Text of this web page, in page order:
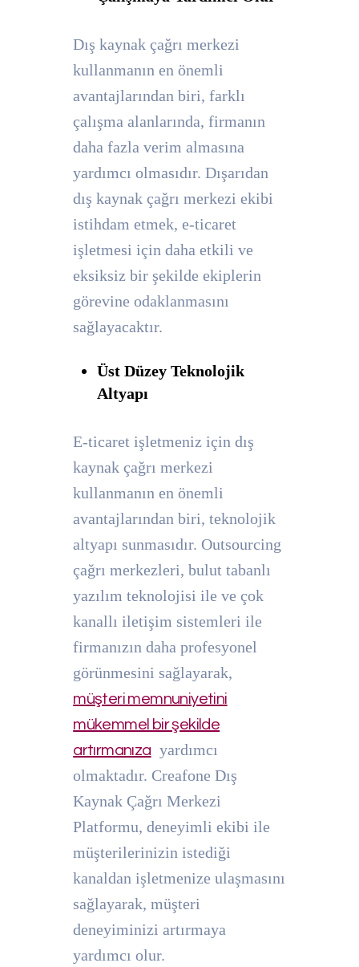
Dış kaynak çağrı merkezi
kullanmanın en önemli
avantajlarından biri, farklı
çalışma alanlarında, firmanın
daha fazla verim almasına
yardımcı olmasıdır. Dışarıdan
dış kaynak çağrı merkezi ekibi
istihdam etmek, e-ticaret
işletmesi için daha etkili ve
eksiksiz bir şekilde ekiplerin
görevine odaklanmasını
sağlayacaktır.
Üst Düzey Teknolojik
Altyapı
E-ticaret işletmeniz için dış
kaynak çağrı merkezi
kullanmanın en önemli
avantajlarından biri, teknolojik
altyapı sunmasıdır. Outsourcing
çağrı merkezleri, bulut tabanlı
yazılım teknolojisi ile ve çok
kanallı iletişim sistemleri ile
firmanızın daha profesyonel
görünmesini sağlayarak,
müşteri memnuniyetini
mükemmel bir şekilde
artırmanıza yardımcı
olmaktadır. Creafone Dış
Kaynak Çağrı Merkezi
Platformu, deneyimli ekibi ile
müşterilerinizin istediği
kanaldan işletmenize ulaşmasını
sağlayarak, müşteri
deneyiminizi artırmaya
yardımcı olur.